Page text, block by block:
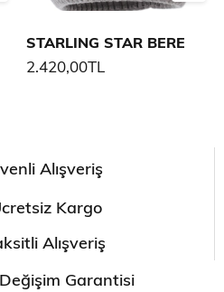
STARLING STAR BERE
2.420,00TL
Alışveriş
Kargo
Alışveriş
Garantisi